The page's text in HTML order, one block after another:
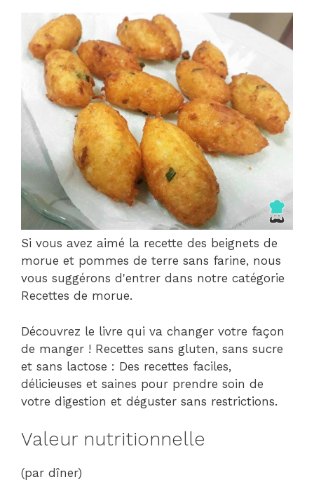
Si vous avez aimé la recette des beignets de
morue et pommes de terre sans farine, nous
vous suggérons d'entrer dans notre catégorie
Recettes de morue.
Découvrez le livre qui va changer votre façon
de manger ! Recettes sans gluten, sans sucre
et sans lactose : Des recettes faciles,
délicieuses et saines pour prendre soin de
votre digestion et déguster sans restrictions.
Valeur nutritionnelle
(par dîner)